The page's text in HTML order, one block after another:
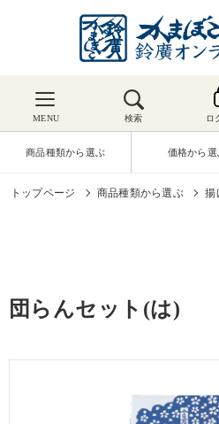
MENU 検索 ロ
商品種類から選ぶ 価格から選
トップページ 商品種類から選ぶ 揚
団らんセット(は)